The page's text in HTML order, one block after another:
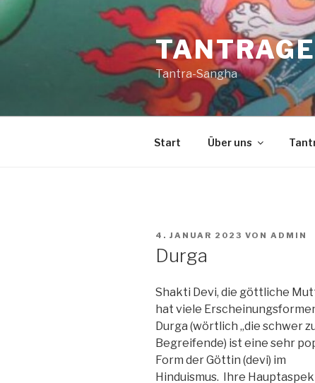
Zum
Inhalt
springen
Tantra-Sangha
Start Über uns
VERÖFFENTLICHT
4. JANUAR 2023 VON ADMIN
Durga
Shakti Devi, die göttliche
hat viele
Durga (wörtlich „die schwer
Begreifende) ist eine sehr
Form der Göttin (devi) im
Hinduismus. Ihre